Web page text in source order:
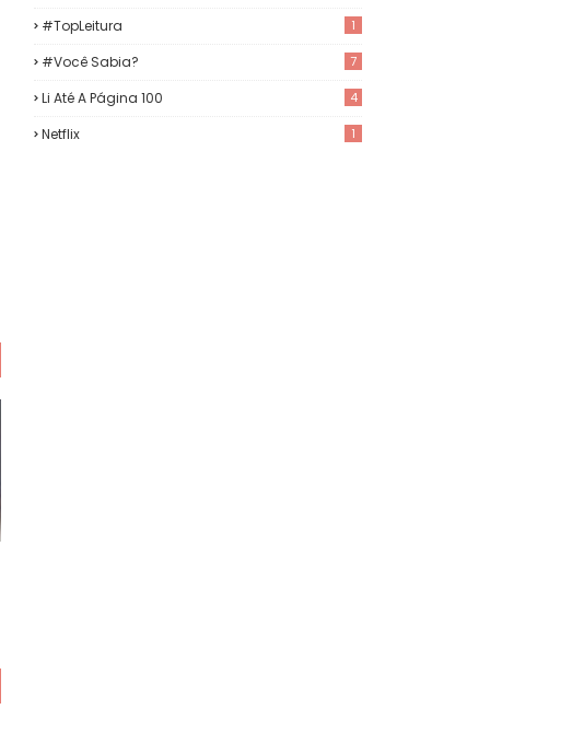
#TopLeitura 1
#Você Sabia? 7
Li Até A Página 100 4
Netflix 1